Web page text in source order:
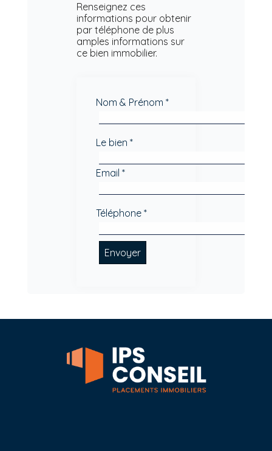
Renseignez ces
informations pour obtenir
par téléphone de plus
amples informations sur
ce bien immobilier.
Nom & Prénom *
Le bien *
Email *
Téléphone *